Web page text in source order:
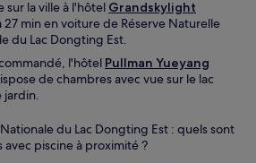
sur la ville à l'hôtel Grandskylight
27 min en voiture de Réserve Naturelle
du Lac Dongting Est.
l'hôtel Pullman Yueyang
de chambres avec vue sur le lac
jardin.
du Lac Dongting Est : quels sont
avec piscine à proximité ?